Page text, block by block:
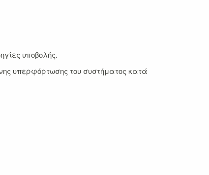
υποβολής.
υπερφόρτωσης του συστήματος κατά